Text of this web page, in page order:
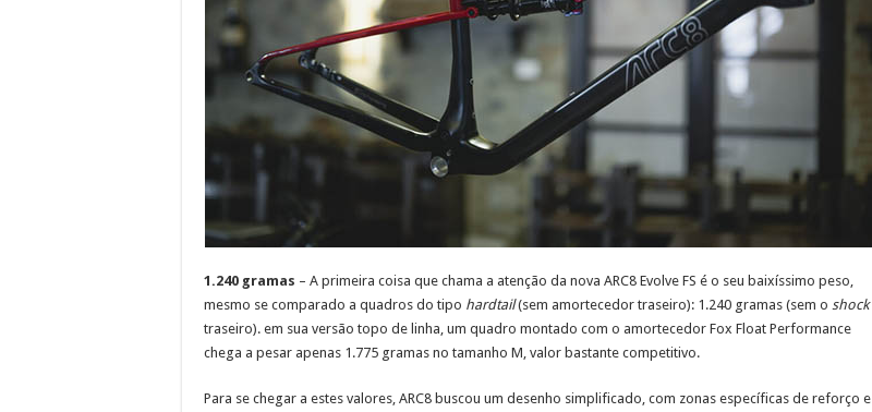
1.240 gramas – A primeira coisa que chama a atenção da nova ARC8 Evolve FS é o seu baixíssimo peso,
mesmo se comparado a quadros do tipo hardtail(sem amortecedor traseiro): 1.240 gramas (sem o shock
traseiro). em sua versão topo de linha, um quadro montado com o amortecedor Fox Float Performance
chega a pesar apenas 1.775 gramas no tamanho M, valor bastante competitivo.
Para se chegar a estes valores, ARC8 buscou um desenho simplificado, com zonas específicas de reforço e